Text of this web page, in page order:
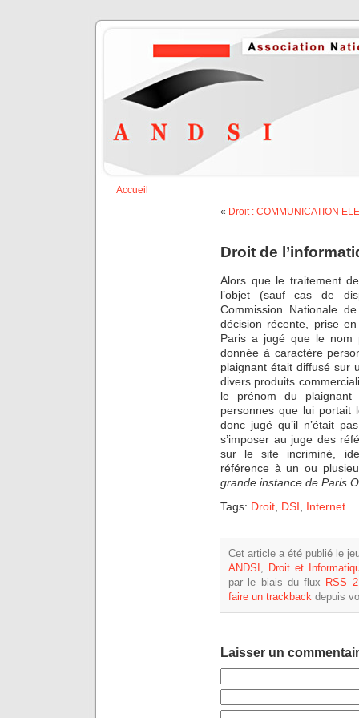
Accueil
« Droit : COMMUNICATION
Droit de
Alors que le traitement
l’objet (sauf cas de
Commission Nationale
décision récente, prise
Paris a jugé que le nom
donnée à caractère
plaignant était diffusé sur
divers produits
le prénom du plaignant
personnes que lui portait
donc jugé qu’il n’était
s’imposer au juge des
sur le site incriminé,
référence à un ou
grande instance de Paris
Tags: Droit DSI Internet
Cet article a été publié le
ANDSI , Droit et
par le biais du flux RSS
faire un trackback depuis
Laisser un